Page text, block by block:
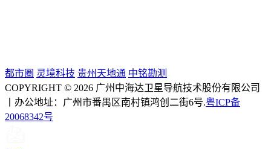
都市圈 灵境科技 贵州天地通 中铭勘测
COPYRIGHT © 2026 广州中海达卫星导航技术股份有限公司
丨办公地址：广州市番禺区南村镇鸿创二街6号.粤ICP备
20068342号